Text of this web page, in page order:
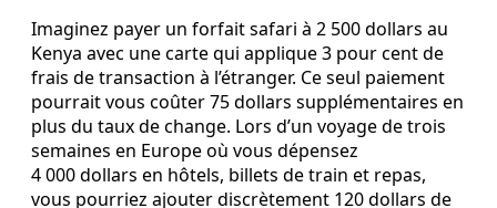
Imaginez payer un forfait safari à 2 500 dollars au
Kenya avec une carte qui applique 3 pour cent de
frais de transaction à l’étranger. Ce seul paiement
pourrait vous coûter 75 dollars supplémentaires en
plus du taux de change. Lors d’un voyage de trois
semaines en Europe où vous dépensez
4 000 dollars en hôtels, billets de train et repas,
vous pourriez ajouter discrètement 120 dollars de